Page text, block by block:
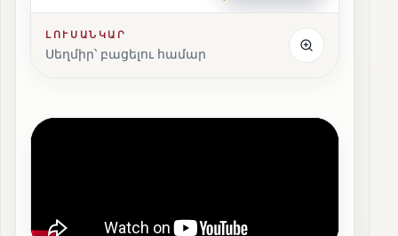
ԼՈՒՍԱՆԿԱՐ
Սեղմիր՝ բացելու համար